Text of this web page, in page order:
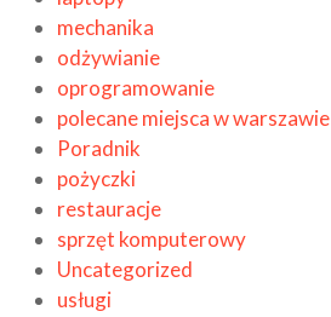
mechanika
odżywianie
oprogramowanie
polecane miejsca w warszawie
Poradnik
pożyczki
restauracje
sprzęt komputerowy
Uncategorized
usługi